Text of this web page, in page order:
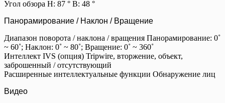
Угол обзора Н: 87 ° В: 48 °
Панорамирование / Наклон / Вращение
Диапазон поворота / наклона / вращения Панорамирование: 0˚
~ 60˚; Наклон: 0˚ ~ 80˚; Вращение: 0˚ ~ 360˚
Интеллект IVS (опция) Tripwire, вторжение, объект,
заброшенный / отсутствующий
Расширенные интеллектуальные функции Обнаружение лиц
Видео